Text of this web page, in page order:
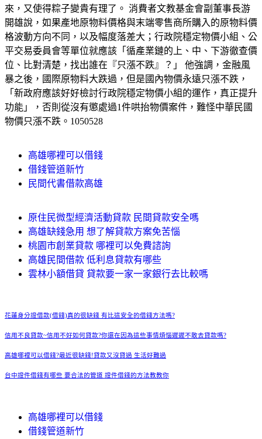
來，又使得粽子變貴有理了。 消費者文教基金會副董事長游
開雄說，如果產地原物料價格與末端零售商所購入的原物料價
格波動方向不同，以及幅度落差大；行政院穩定物價小組、公
平交易委員會等單位就應該「循產業鏈的上、中、下游徹查價
位、比對清楚，找出誰在『只漲不跌』？」 他強調，金融風
暴之後，國際原物料大跌過，但是國內物價永遠只漲不跌，
「新政府應該好好檢討行政院穩定物價小組的運作，真正提升
功能」，否則從沒有懲處過1件哄抬物價案件，難怪中華民國
物價只漲不跌。1050528
高雄哪裡可以借錢
借錢管道新竹
民間代書借款高雄
原住民微型經濟活動貸款 民間貸款安全嗎
高雄缺錢急用 想了解貸款方案免苦惱
桃園市創業貸款 哪裡可以免費諮詢
高雄民間借款 低利息貸款有哪些
雲林小額借貸 貸款要一家一家銀行去比較嗎
花蓮身分證借款(借錢)真的很缺錢 有比這安全的借錢方法嗎?
信用不良貸款~信用不好如何貸款?你還在因為這些事情煩惱遲遲不敢去貸款嗎?
高雄哪裡可以借錢?最近很缺錢!貸款又沒貸過 生活好難過
台中證件借錢有哪些 要合法的管道 證件借錢的方法教教你
高雄哪裡可以借錢
借錢管道新竹